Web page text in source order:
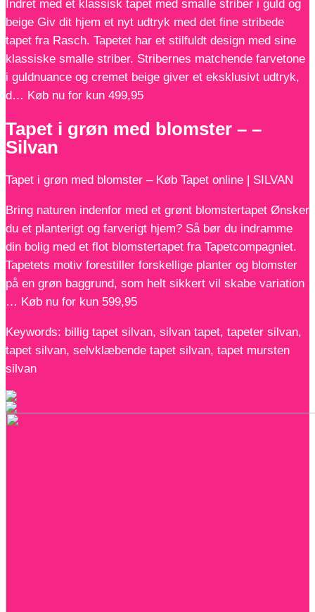
Indret med et klassisk tapet med smalle striber i guld og
beige Giv dit hjem et nyt udtryk med det fine stribede
tapet fra Rasch. Tapetet har et stilfuldt design med sine
klassiske smalle striber. Stribernes matchende farvetone
i guldnuance og cremet beige giver et eksklusivt udtryk,
d… Køb nu for kun 499,95
Tapet i grøn med blomster – –
Silvan
Tapet i grøn med blomster – Køb Tapet online | SILVAN
Bring naturen indenfor med et grønt blomstertapet Ønsker
du et planterigt og farverigt hjem? Så bør du indramme
din bolig med et flot blomstertapet fra Tapetcompagniet.
Tapetets motiv forestiller forskellige planter og blomster
på en grøn baggrund, som helt sikkert vil skabe variation
… Køb nu for kun 599,95
Keywords: billig tapet silvan, silvan tapet, tapeter silvan,
tapet silvan, selvklæbende tapet silvan, tapet mursten
silvan